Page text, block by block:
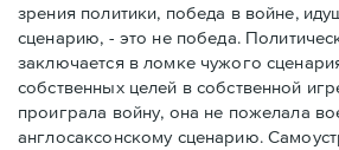
зрения политики, победа в войне,
сценарию, - это не победа.
заключается в ломке чужого
собственных целей в собственной
проиграла войну, она не пожелала
англосаксонскому сценарию.